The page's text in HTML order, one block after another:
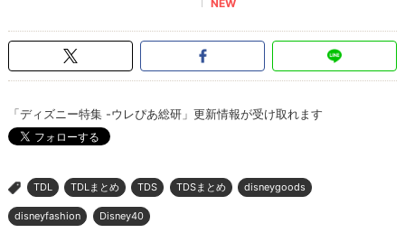
「ディズニー特集 -ウレぴあ総研」更新情報が受け取れます
> TDL TDLまとめ TDS TDSまとめ disneygoods
disneyfashion Disney40